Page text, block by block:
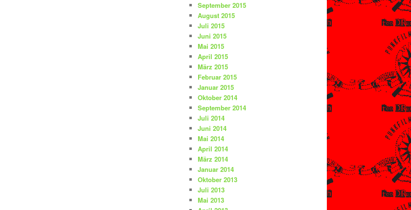
September 2015
August 2015
Juli 2015
Juni 2015
Mai 2015
April 2015
März 2015
Februar 2015
Januar 2015
Oktober 2014
September 2014
Juli 2014
Juni 2014
Mai 2014
April 2014
März 2014
Januar 2014
Oktober 2013
Juli 2013
Mai 2013